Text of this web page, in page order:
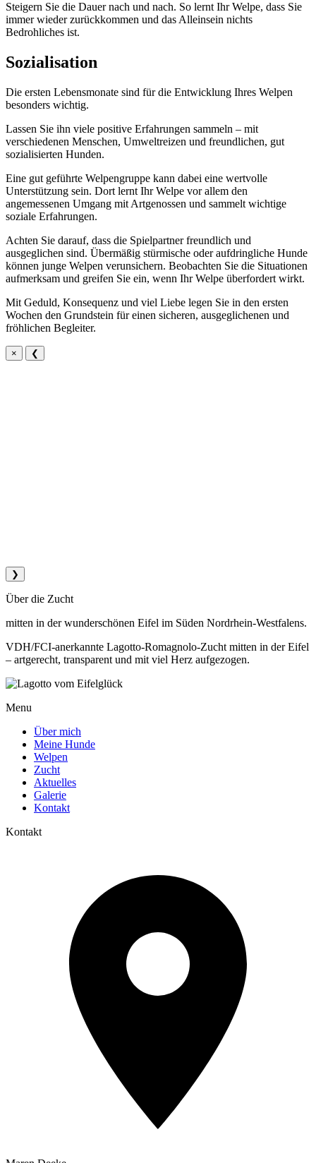
Steigern Sie die Dauer nach und nach. So lernt Ihr Welpe, dass Sie
immer wieder zurückkommen und das Alleinsein nichts
Bedrohliches ist.
Sozialisation
Die ersten Lebensmonate sind für die Entwicklung Ihres Welpen
besonders wichtig.
Lassen Sie ihn viele positive Erfahrungen sammeln – mit
verschiedenen Menschen, Umweltreizen und freundlichen, gut
sozialisierten Hunden.
Eine gut geführte Welpengruppe kann dabei eine wertvolle
Unterstützung sein. Dort lernt Ihr Welpe vor allem den
angemessenen Umgang mit Artgenossen und sammelt wichtige
soziale Erfahrungen.
Achten Sie darauf, dass die Spielpartner freundlich und
ausgeglichen sind. Übermäßig stürmische oder aufdringliche Hunde
können junge Welpen verunsichern. Beobachten Sie die Situationen
aufmerksam und greifen Sie ein, wenn Ihr Welpe überfordert wirkt.
Mit Geduld, Konsequenz und viel Liebe legen Sie in den ersten
Wochen den Grundstein für einen sicheren, ausgeglichenen und
fröhlichen Begleiter.
× ❮
❯
Über die Zucht
mitten in der wunderschönen Eifel im Süden Nordrhein-Westfalens.
VDH/FCI-anerkannte Lagotto-Romagnolo-Zucht mitten in der Eifel
– artgerecht, transparent und mit viel Herz aufgezogen.
Menu
Über mich
Meine Hunde
Welpen
Zucht
Aktuelles
Galerie
Kontakt
Kontakt